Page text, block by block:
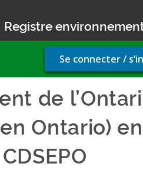
Registre
User
account
Se connecter /
de
Ontario) en